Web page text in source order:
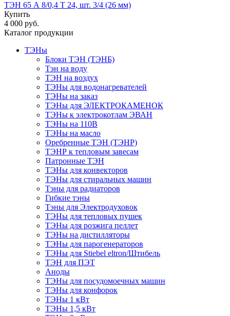
ТЭН 65 А 8/0,4 Т 24, шт. 3/4 (26 мм)
Купить
4 000 руб.
Каталог продукции
ТЭНы
Блоки ТЭН (ТЭНБ)
Тэн на воду
ТЭН на воздух
ТЭНы для водонагревателей
ТЭНы на заказ
ТЭНы для ЭЛЕКТРОКАМЕНОК
ТЭНы к электрокотлам ЭВАН
ТЭНы на 110В
ТЭНы на масло
Оребренные ТЭН (ТЭНР)
ТЭНР к тепловым завесам
Патронные ТЭН
ТЭНы для конвекторов
ТЭНы для стиральных машин
Тэны для радиаторов
Гибкие тэны
Тэны для Электродуховок
ТЭНы для тепловых пушек
ТЭНы для розжига пеллет
ТЭНы на дистилляторы
ТЭНы для парогенераторов
ТЭНы для Stiebel eltron/Штибель
ТЭН для ПЭТ
Аноды
ТЭНы для посудомоечных машин
ТЭНы для конфорок
ТЭНы 1 кВт
ТЭНы 1,5 кВт